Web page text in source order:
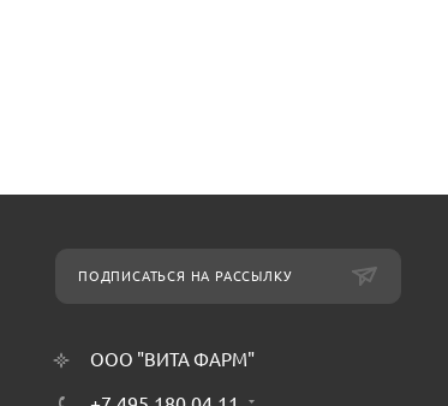
ПОДПИСАТЬСЯ НА РАССЫЛКУ
ООО "ВИТА ФАРМ"